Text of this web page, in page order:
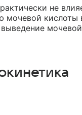
не
мочевой кислоты